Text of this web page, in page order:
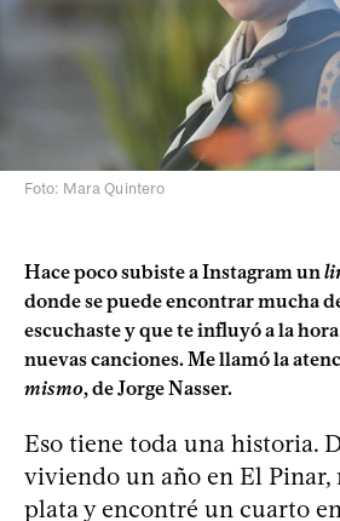
Foto: Mara Quintero
Hace poco subiste a Instagram un
donde se puede encontrar mucha
escuchaste y que te influyó a la
nuevas canciones. Me llamó la
mismo, de Jorge Nasser.
Eso tiene toda una historia.
viviendo un año en El Pinar,
plata y encontré un cuarto